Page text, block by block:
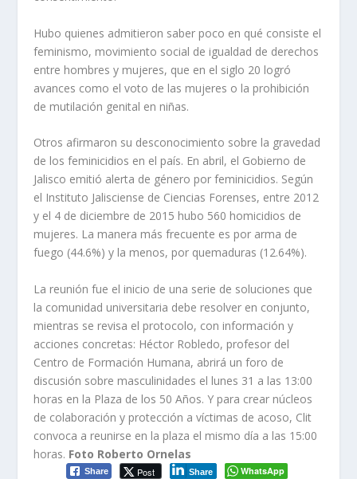
Hubo quienes admitieron saber poco en qué consiste el
feminismo, movimiento social de igualdad de derechos
entre hombres y mujeres, que en el siglo 20 logró
avances como el voto de las mujeres o la prohibición
de mutilación genital en niñas.
Otros afirmaron su desconocimiento sobre la gravedad
de los feminicidios en el país. En abril, el Gobierno de
Jalisco emitió alerta de género por feminicidios. Según
el Instituto Jalisciense de Ciencias Forenses, entre 2012
y el 4 de diciembre de 2015 hubo 560 homicidios de
mujeres. La manera más frecuente es por arma de
fuego (44.6%) y la menos, por quemaduras (12.64%).
La reunión fue el inicio de una serie de soluciones que
la comunidad universitaria debe resolver en conjunto,
mientras se revisa el protocolo, con información y
acciones concretas: Héctor Robledo, profesor del
Centro de Formación Humana, abrirá un foro de
discusión sobre masculinidades el lunes 31 a las 13:00
horas en la Plaza de los 50 Años. Y para crear núcleos
de colaboración y protección a víctimas de acoso, Clit
convoca a reunirse en la plaza el mismo día a las 15:00
horas. Foto Roberto Ornelas
Share Post Share
WhatsApp